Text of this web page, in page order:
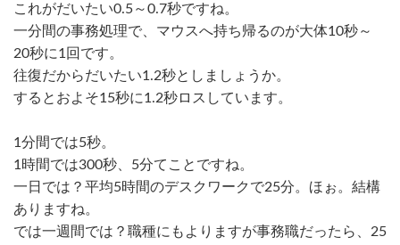
これがだいたい0.5～0.7秒ですね。
一分間の事務処理で、マウスへ持ち帰るのが大体10秒～
20秒に1回です。
往復だからだいたい1.2秒としましょうか。
するとおよそ15秒に1.2秒ロスしています。
1分間では5秒。
1時間では300秒、5分てことですね。
一日では？平均5時間のデスクワークで25分。ほぉ。結構
ありますね。
では一週間では？職種にもよりますが事務職だったら、25